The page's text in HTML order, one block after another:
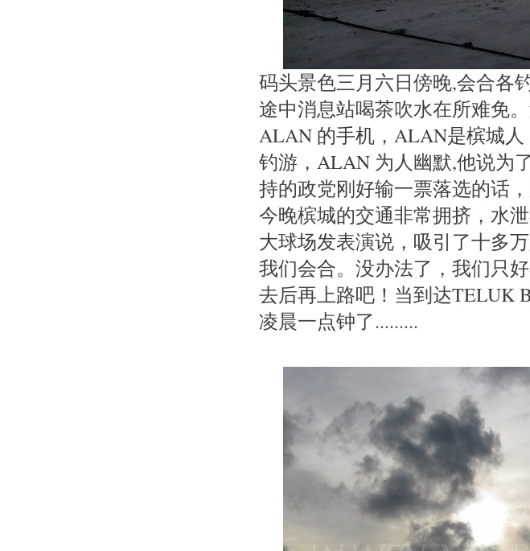
码头景色三月六日傍晚,会合各
途中消息站喝茶吹水在所难免
ALAN 的手机，ALAN是槟城
钓游，ALAN 为人幽默,他说为
持的政党刚好输一票落选的话
今晚槟城的交通非常拥挤，水
大球场发表演说，吸引了十多
我们会合。没办法了，我们只
去后再上路吧！当到达TELUK
凌晨一点钟了.........